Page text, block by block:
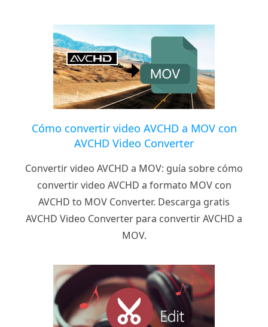
Cómo convertir video AVCHD a MOV con
AVCHD Video Converter
Convertir video AVCHD a MOV: guía sobre cómo
convertir video AVCHD a formato MOV con
AVCHD to MOV Converter. Descarga gratis
AVCHD Video Converter para convertir AVCHD a
MOV.